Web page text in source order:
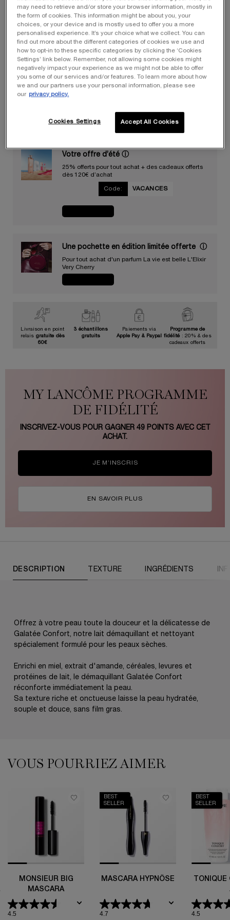
taille sélectionnée : 400 ml-49,00 €
Sélectionné
Cette version du produit n'est plus disponible
200 ml
30,00 €, 1 of 2 Sélectionné
400 ml
49,00 €
, 2 of 2
Quantité
Votre offre d’été ⓘ
25% offerts pour tout achat + des cadeaux offerts
dès 120€ d’achat
Code: VACANCES
Une pochette en édition limitée offerte​ ​ ⓘ
Pour tout achat d'un parfum La vie est belle L'Elixir
Very Cherry​
Livraison en point
relais gratuite dès
60€
3 échantillons
gratuits
Paiements via
Apple Pay & Paypal
Programme de
fidélité : 20% & des
cadeaux offerts
MY LANCÔME PROGRAMME
DE FIDÉLITÉ
INSCRIVEZ-VOUS POUR GAGNER 49POINTS AVEC CET
ACHAT.
JE M’INSCRIS
EN SAVOIR PLUS
DESCRIPTION TEXTURE INGRÉDIENTS
Offrez à votre peau toute la douceur et la délicatesse de
Galatée Confort, notre lait démaquillant et nettoyant
spécialement formulé pour les peaux sèches.
Enrichi en miel, extrait d'amande, céréales, levures et
protéines de lait, le démaquillant Galatée Confort
réconforte immédiatement la peau.
Sa texture riche et onctueuse laisse la peau hydratée,
souple et douce, sans film gras.
VOUS POURRIEZ AIMER
VOUS POURRIEZ AIMER
MONSIEUR BIG
MASCARA
4.5
BEST
SELLER
MASCARA HYPNÔSE
4.7
BEST
SELLER
4.5
may need to retrieve and/or store your browser information, mostly in
the form of cookies. This information might be about you, your
choices, or your device and is mostly used to offer you a more
personalised experience. It’s your choice what we collect. You can
find out more about the different categories of cookies we use and
how to opt-in to these specific categories by clicking the ‘Cookies
Settings’ link below. Remember, not allowing some cookies might
negatively impact your experience as we might not be able to offer
you some of our services and/or features. To learn more about how
we and our partners use your personal information, please see
our privacy policy.
Cookies Settings Accept All Cookies